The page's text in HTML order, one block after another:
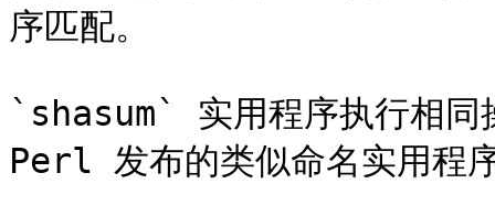
序匹配。
`shasum` 实用程序执行相同
Perl 发布的类似命名实用程